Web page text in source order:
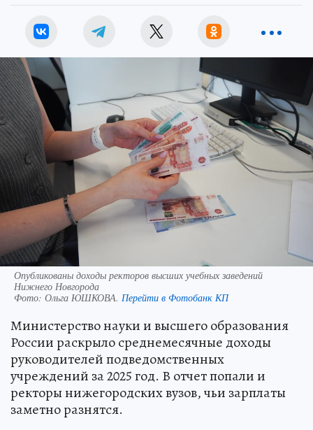
Опубликованы доходы ректоров высших учебных заведений
Нижнего Новгорода
Фото: Ольга ЮШКОВА. Перейти в Фотобанк КП
Министерство науки и высшего образования
России раскрыло среднемесячные доходы
руководителей подведомственных
учреждений за 2025 год. В отчет попали и
ректоры нижегородских вузов, чьи зарплаты
заметно разнятся.